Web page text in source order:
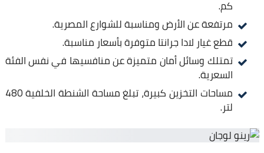
كم.
مرتفعة عن الأرض ومناسبة للشوارع المصرية.
قطع غيار لادا جرانتا متوفرة بأسعار مناسبة.
تمتلك وسائل أمان متميزة عن منافسيها في نفس الفئة
السعرية.
مساحات التخزين كبيرة، تبلغ مساحة الشنطة الخلفية 480
لتر.